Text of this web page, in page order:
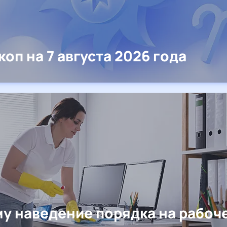
на 7 августа 2026 года
наведение порядка на